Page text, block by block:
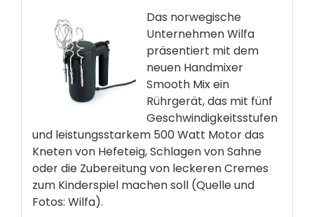
Das norwegische
Unternehmen Wilfa
präsentiert mit dem
neuen Handmixer
Smooth Mix ein
Rührgerät, das mit fünf
Geschwindigkeitsstufen
und leistungsstarkem 500 Watt Motor das
Kneten von Hefeteig, Schlagen von Sahne
oder die Zubereitung von leckeren Cremes
zum Kinderspiel machen soll (Quelle und
Fotos: Wilfa).